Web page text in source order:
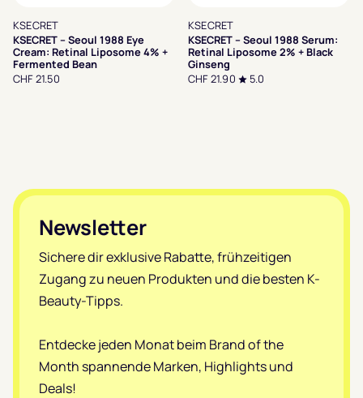
KSECRET
KSECRET – Seoul 1988 Eye
Cream: Retinal Liposome 4% +
Fermented Bean
CHF 21.50
KSECRET
KSECRET – Seoul 1988 Serum:
Retinal Liposome 2% + Black
Ginseng
CHF 21.90
5.0
Footer
Newsletter
Sichere dir exklusive Rabatte, frühzeitigen
Zugang zu neuen Produkten und die besten K-
Beauty-Tipps.
Entdecke jeden Monat beim Brand of the
Month spannende Marken, Highlights und
Deals!